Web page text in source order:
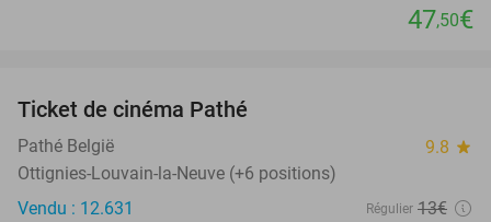
47,50€
Ticket de cinéma Pathé
Pathé België 9.8 star
Ottignies-Louvain-la-Neuve (+6 positions)
Vendu : 12.631
Régulier 13€